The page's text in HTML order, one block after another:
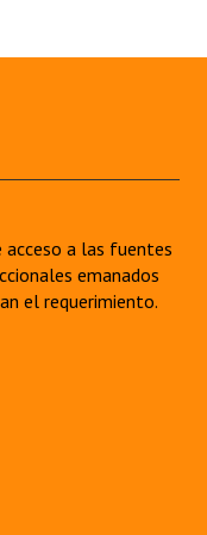
acceso a las fuentes
emanados
el requerimiento.